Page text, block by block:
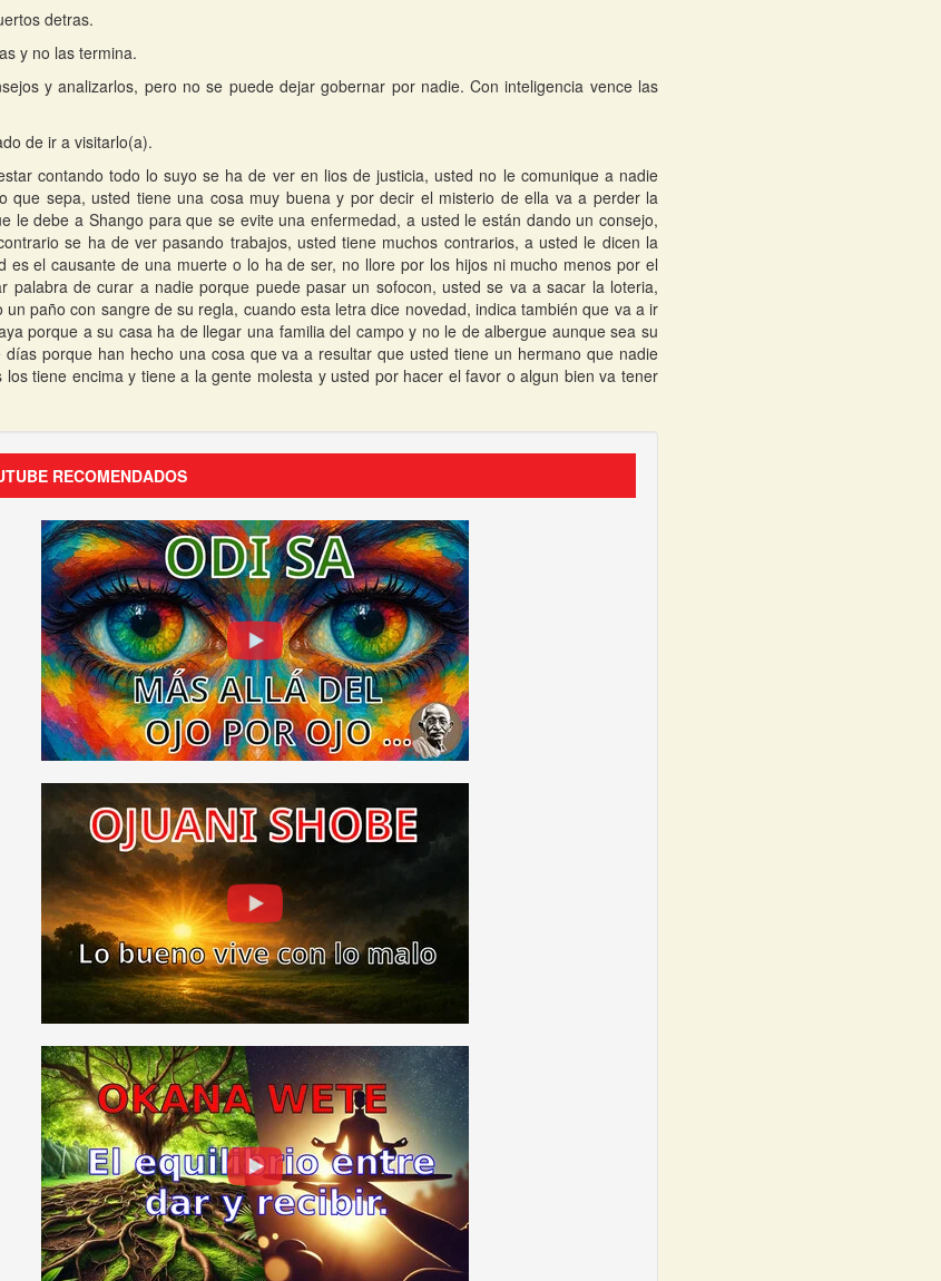
detras.
y no las termina.
y analizarlos, pero no se puede dejar gobernar por nadie. Con inteligencia vence las
de ir a visitarlo(a).
contando todo lo suyo se ha de ver en lios de justicia, usted no le comunique a nadie
que sepa, usted tiene una cosa muy buena y por decir el misterio de ella va a perder la
le debe a Shango para que se evite una enfermedad, a usted le están dando un consejo,
se ha de ver pasando trabajos, usted tiene muchos contrarios, a usted le dicen la
es el causante de una muerte o lo ha de ser, no llore por los hijos ni mucho menos por el
palabra de curar a nadie porque puede pasar un sofocon, usted se va a sacar la loteria,
un paño con sangre de su regla, cuando esta letra dice novedad, indica también que va a ir
porque a su casa ha de llegar una familia del campo y no le de albergue aunque sea su
días porque han hecho una cosa que va a resultar que usted tiene un hermano que nadie
los tiene encima y tiene a la gente molesta y usted por hacer el favor o algun bien va tener
RECOMENDADOS